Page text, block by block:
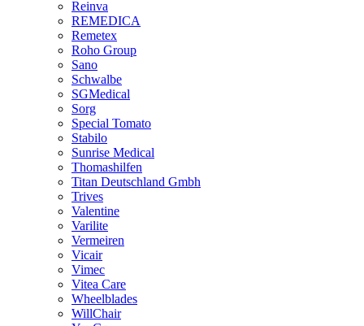
Reinva
REMEDICA
Remetex
Roho Group
Sano
Schwalbe
SGMedical
Sorg
Special Tomato
Stabilo
Sunrise Medical
Thomashilfen
Titan Deutschland Gmbh
Trives
Valentine
Varilite
Vermeiren
Vicair
Vimec
Vitea Care
Wheelblades
WillChair